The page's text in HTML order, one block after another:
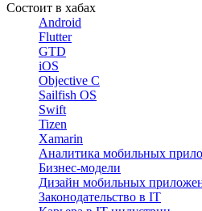
Состоит в хабах
Android
Flutter
GTD
iOS
Objective C
Sailfish OS
Swift
Tizen
Xamarin
Аналитика мобильных
Бизнес-модели
Дизайн мобильных
Законодательство в IT